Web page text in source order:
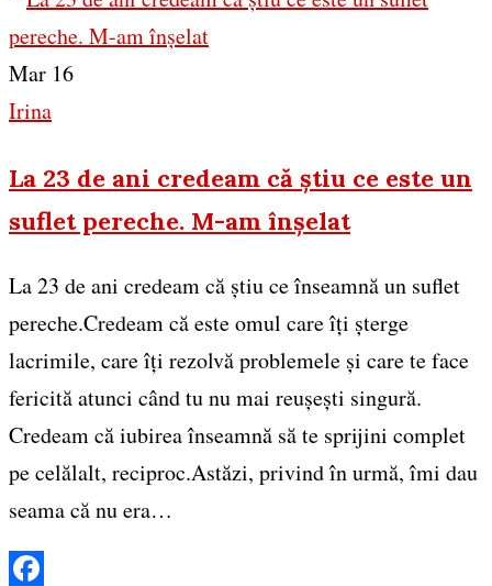
Mar 16
Irina
La 23 de ani credeam că știu ce este un
suflet pereche. M-am înșelat
La 23 de ani credeam că știu ce înseamnă un suflet
pereche.Credeam că este omul care îți șterge
lacrimile, care îți rezolvă problemele și care te face
fericită atunci când tu nu mai reușești singură.
Credeam că iubirea înseamnă să te sprijini complet
pe celălalt, reciproc.Astăzi, privind în urmă, îmi dau
seama că nu era…